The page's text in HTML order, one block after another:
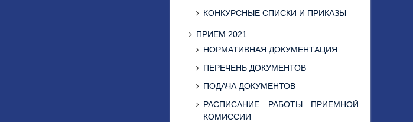
КОНКУРСНЫЕ СПИСКИ И ПРИКАЗЫ
ПРИЕМ 2021
НОРМАТИВНАЯ ДОКУМЕНТАЦИЯ
ПЕРЕЧЕНЬ ДОКУМЕНТОВ
ПОДАЧА ДОКУМЕНТОВ
РАСПИСАНИЕ РАБОТЫ ПРИЕМНОЙ
КОМИССИИ